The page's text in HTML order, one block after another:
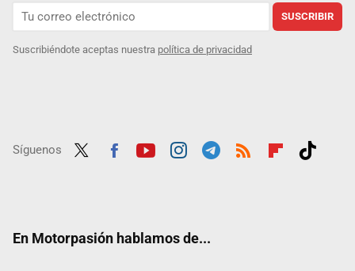
SUSCRIBIR
Suscribiéndote aceptas nuestra política de privacidad
Síguenos
En Motorpasión hablamos de...